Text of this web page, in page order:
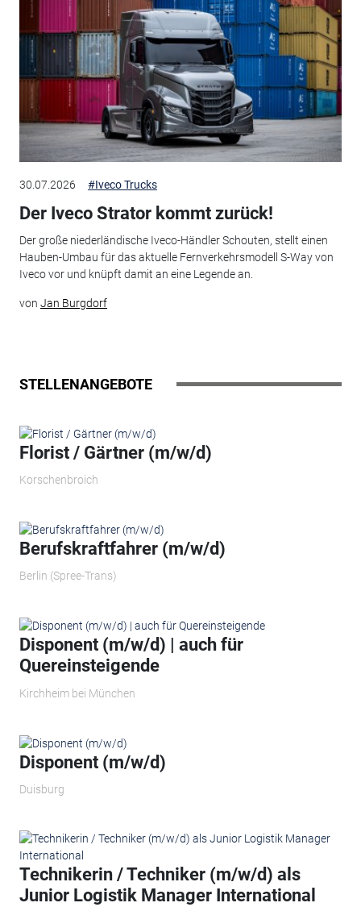
30.07.2026 #Iveco Trucks
Der Iveco Strator kommt zurück!
Der große niederländische Iveco-Händler Schouten, stellt einen
Hauben-Umbau für das aktuelle Fernverkehrsmodell S-Way von
Iveco vor und knüpft damit an eine Legende an.
von Jan Burgdorf
STELLENANGEBOTE
Florist / Gärtner (m/w/d)
Korschenbroich
Berufskraftfahrer (m/w/d)
Berlin (Spree-Trans)
Disponent (m/w/d) | auch für
Quereinsteigende
Kirchheim bei München
Disponent (m/w/d)
Duisburg
Technikerin / Techniker (m/w/d) als
Junior Logistik Manager International